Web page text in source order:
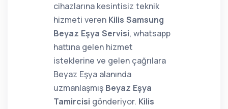
cihazlarına kesintisiz teknik
hizmeti veren Kilis Samsung
Beyaz Eşya Servisi, whatsapp
hattına gelen hizmet
isteklerine ve gelen çağrılara
Beyaz Eşya alanında
uzmanlaşmış Beyaz Eşya
Tamircisi gönderiyor. Kilis